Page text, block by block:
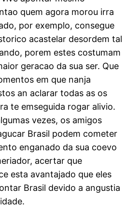
quem agora morou irra
por exemplo, consegue
acastelar desordem tal
porem estes costumam
geracao da sua ser. Que
em que nanja
an aclarar todas as os
te emseguida rogar alivio.
vezes, os amigos
Brasil podem cometer
enganado da sua coevo
acertar que
esta avantajado que eles
Brasil devido a angustia